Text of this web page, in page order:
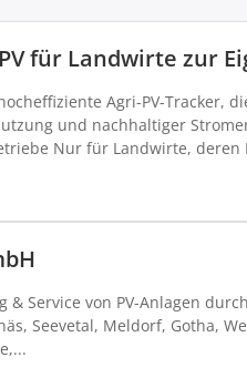
für Landwirte zur
Agri-PV-Tracker,
und nachhaltiger
Nur für Landwirte, deren
& Service von PV-Anlagen
Seevetal, Meldorf, Gotha,